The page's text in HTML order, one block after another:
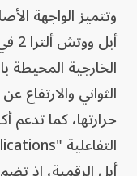
وتتميز الواجهة
الخارجية
الثواني
حرارتها، كما